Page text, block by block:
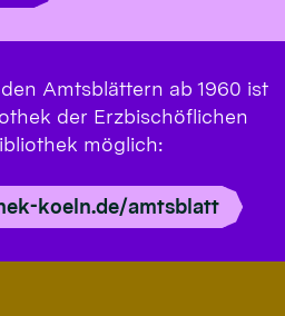
Amtsblättern ab 1960 ist
der Erzbischöflichen
möglich:
koeln.de/amtsblatt